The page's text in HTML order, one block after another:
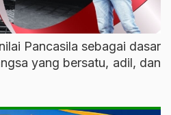
Pancasila sebagai dasar
yang bersatu, adil, dan